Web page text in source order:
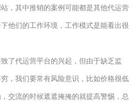
，其中推销的案例 可能都是其他代运营
他们的工作环境，工作模式是能看出很
了代运营平台的兴起，但由于缺乏监
，我们要常有风险意识，比如价格很低
交流的时候遮遮掩掩的就提高警惕，总